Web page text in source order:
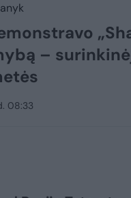
–
08:33